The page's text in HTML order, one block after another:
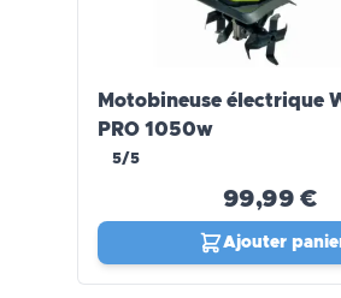
Motobineuse électrique
PRO 1050w
5/5
99,99 €
Ajouter